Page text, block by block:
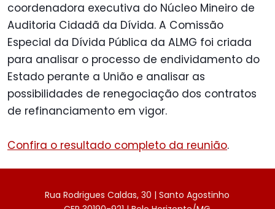
coordenadora executiva do Núcleo Mineiro de
Auditoria Cidadã da Dívida. A Comissão
Especial da Dívida Pública da ALMG foi criada
para analisar o processo de endividamento do
Estado perante a União e analisar as
possibilidades de renegociação dos contratos
de refinanciamento em vigor.
Confira o resultado completo da reunião.
Rua Rodrigues Caldas, 30 | Santo Agostinho